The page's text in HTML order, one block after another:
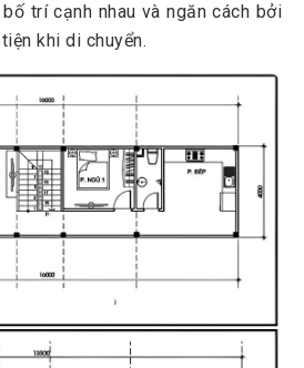
trí cạnh nhau và ngăn cách bởi
khi di chuyển.